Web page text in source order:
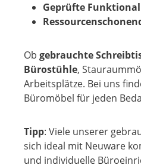
Geprüfte
Ob gebrauchte
Bürostühle,
Arbeitsplätze. Bei uns
Büromöbel für jeden
Tipp: Viele unserer
sich ideal mit Neuware
und individuelle